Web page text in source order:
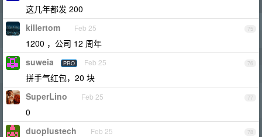
这几年都发 200
75
killertom Feb 25
1200 ，公司 12 周年
76
suweia PRO Feb 25
拼手气红包，20 块
77
SuperLino Feb 25
0
78
duoplustech Feb 25